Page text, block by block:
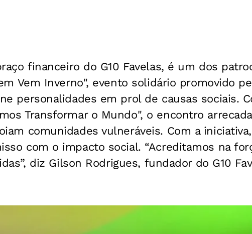
financeiro do G10 Favelas, é um dos
Vem Inverno", evento solidário promovido
personalidades em prol de causas sociais.
Transformar o Mundo", o encontro
comunidades vulneráveis. Com a
com o impacto social. “Acreditamos na
diz Gilson Rodrigues, fundador do G10